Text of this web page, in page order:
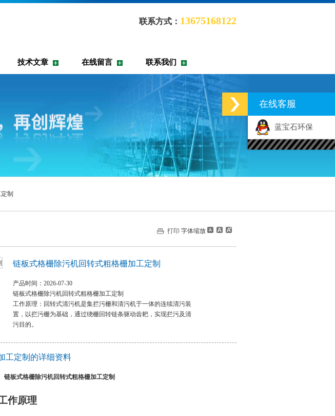
联系方式： 13675168122
技术文章 在线留言 联系我们
制
打印 字体缩放
链板式格栅除污机回转式粗格栅加工定制
产品时间：2026-07-30
链板式格栅除污机回转式粗格栅加工定制
工作原理：回转式清污机是集拦污栅和清污机于一体的连续清污装
置，以拦污栅为基础，通过绕栅回转链条驱动齿耙，实现拦污及清
污目的。
工定制的详细资料
链板式格栅除污机回转式粗格栅加工定制
作原理
在线客服
蓝宝石环保